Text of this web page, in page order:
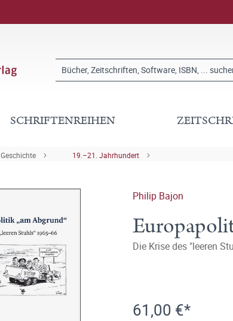
SCHRIFTENREIHEN
Geschichte 19.–21. Jahrhundert
Philip Bajon
Die Krise des "leeren
61,00 €*